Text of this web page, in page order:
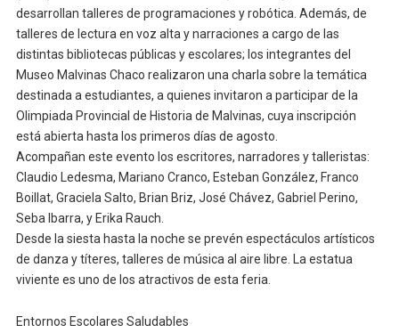
desarrollan talleres de programaciones y robótica. Además, de
talleres de lectura en voz alta y narraciones a cargo de las
distintas bibliotecas públicas y escolares; los integrantes del
Museo Malvinas Chaco realizaron una charla sobre la temática
destinada a estudiantes, a quienes invitaron a participar de la
Olimpiada Provincial de Historia de Malvinas, cuya inscripción
está abierta hasta los primeros días de agosto.
Acompañan este evento los escritores, narradores y talleristas:
Claudio Ledesma, Mariano Cranco, Esteban González, Franco
Boillat, Graciela Salto, Brian Briz, José Chávez, Gabriel Perino,
Seba Ibarra, y Erika Rauch.
Desde la siesta hasta la noche se prevén espectáculos artísticos
de danza y títeres, talleres de música al aire libre. La estatua
viviente es uno de los atractivos de esta feria.
Entornos Escolares Saludables